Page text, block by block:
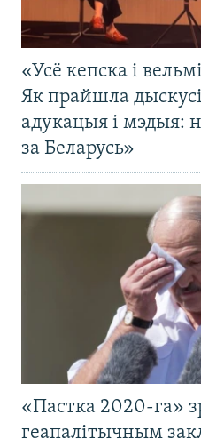
«Усё кепска і
Як прайшла
адукацыя і мэдыя:
за Беларусь»
«Пастка 2020-га»
геапалітычным